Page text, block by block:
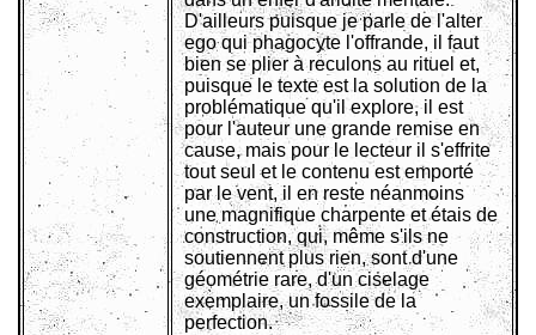
D'ailleurs puisque je parle de l'alter
ego qui phagocyte l'offrande, il faut
bien se plier à reculons au rituel et,
puisque le texte est la solution de la
problématique qu'il explore, il est
pour l'auteur une grande remise en
cause, mais pour le lecteur il s'effrite
tout seul et le contenu est emporté
par le vent, il en reste néanmoins
une magnifique charpente et étais de
construction, qui, même s'ils ne
soutiennent plus rien, sont d'une
géométrie rare, d'un ciselage
exemplaire, un fossile de la
perfection.